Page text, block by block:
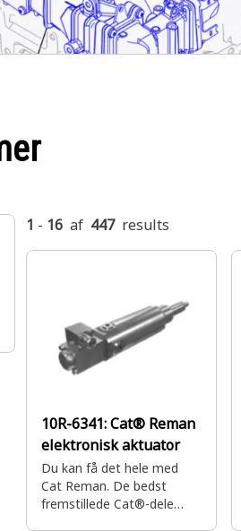
1 - 16 af 447 results
10R-6341:Cat® Reman
elektronisk aktuator
Du kan få det hele med
Cat Reman. De bedst
fremstillede Cat®-dele